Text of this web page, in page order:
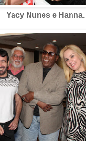
Yacy Nunes e Hanna,